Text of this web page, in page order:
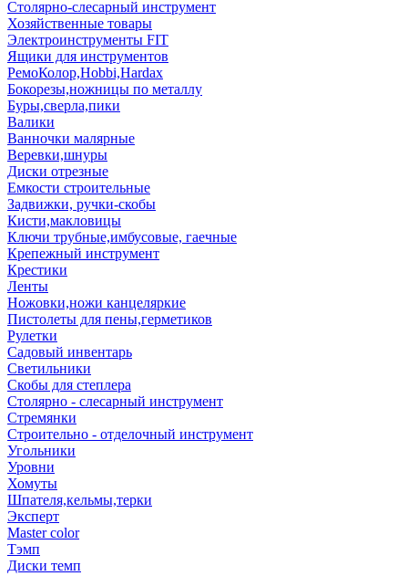
Столярно-слесарный инструмент
Хозяйственные товары
Электроинструменты FIT
Ящики для инструментов
РемоКолор,Hobbi,Hardax
Бокорезы,ножницы по металлу
Буры,сверла,пики
Валики
Ванночки малярные
Веревки,шнуры
Диски отрезные
Емкости строительные
Задвижки, ручки-скобы
Кисти,макловицы
Ключи трубные,имбусовые, гаечные
Крепежный инструмент
Крестики
Ленты
Ножовки,ножи канцеляркие
Пистолеты для пены,герметиков
Рулетки
Садовый инвентарь
Светильники
Скобы для степлера
Столярно - слесарный инструмент
Стремянки
Строительно - отделочный инструмент
Угольники
Уровни
Хомуты
Шпателя,кельмы,терки
Эксперт
Master color
Тэмп
Диски темп